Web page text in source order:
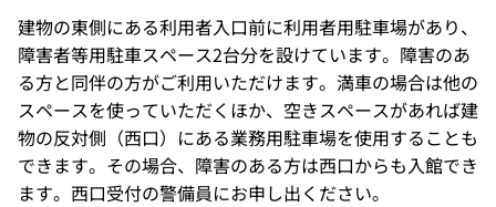
建物の東側にある利用者入口前に利用者用駐車場があり、
障害者等用駐車スペース2台分を設けています。障害のあ
る方と同伴の方がご利用いただけます。満車の場合は他の
スペースを使っていただくほか、空きスペースがあれば建
物の反対側（西口）にある業務用駐車場を使用することも
できます。その場合、障害のある方は西口からも入館でき
ます。西口受付の警備員にお申し出ください。